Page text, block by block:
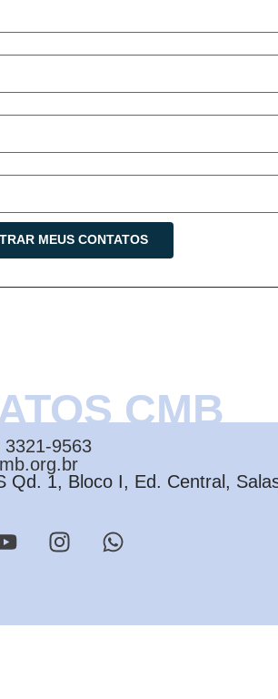
CMB
9563
Qd. 1, Bloco I, Ed. Central,